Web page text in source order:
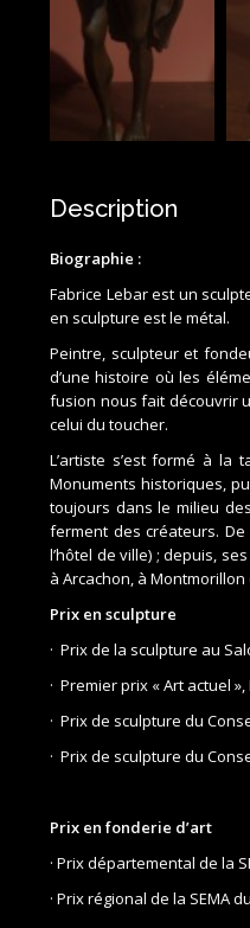
Description
Biographie :
Fabrice Lebar est un
en sculpture est le métal.
Peintre, sculpteur et
d’une histoire où les
fusion nous fait découvrir
celui du toucher.
L’artiste s’est formé à
Monuments historiques,
toujours dans le milieu
ferment des créateurs.
l’hôtel de ville) ; depuis,
à Arcachon, à
Prix en sculpture
· Prix de la sculpture au
· Premier prix « Art actuel
· Prix de sculpture du
· Prix de sculpture du
Prix en fonderie d’art
· Prix départemental de la
· Prix régional de la SEMA